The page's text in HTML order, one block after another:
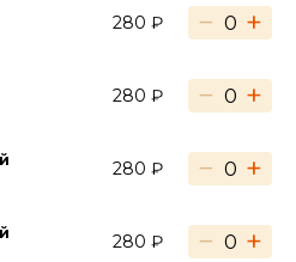
280 ₽ − +
280 ₽ − +
280 ₽ − +
280 ₽ − +